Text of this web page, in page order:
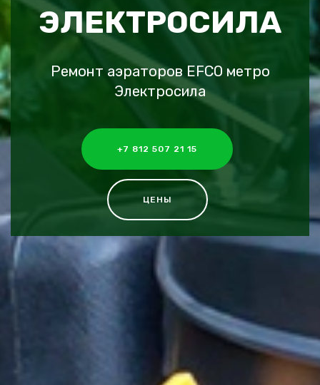
ЭЛЕКТРОСИЛА
Ремонт аэраторов EFCO метро
Электросила
+7 812 507 21 15
ЦЕНЫ